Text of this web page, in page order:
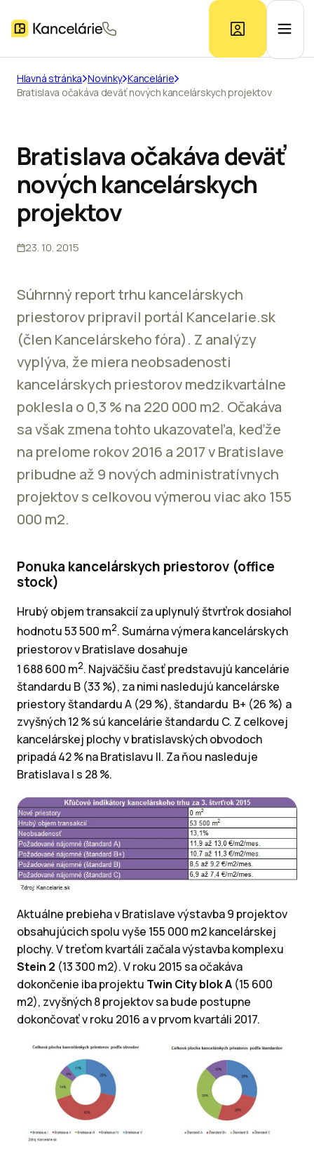
Ponuka kancelárií
Prieskum trhu
Kontakt
Hlavná stránka Novinky Kancelárie
Bratislava očakáva deväť nových kancelárskych projektov
Bratislava očakáva deväť
nových kancelárskych
projektov
23. 10. 2015
Súhrnný report trhu kancelárskych
priestorov pripravil portál Kancelarie.sk
(člen Kancelárskeho fóra). Z analýzy
vyplýva, že miera neobsadenosti
kancelárskych priestorov medzikvartálne
poklesla o 0,3 % na 220 000 m2. Očakáva
sa však zmena tohto ukazovateľa, keďže
na prelome rokov 2016 a 2017 v Bratislave
pribudne až 9 nových administratívnych
projektov s celkovou výmerou viac ako 155
000 m2.
Ponuka kancelárskych priestorov (office
stock)
Hrubý objem transakcií za uplynulý štvrťrok dosiahol
hodnotu 53 500 m2. Sumárna výmera kancelárskych
priestorov v Bratislave dosahuje
1 688 600 m2. Najväčšiu časť predstavujú kancelárie
štandardu B (33 %), za nimi nasledujú kancelárske
priestory štandardu A (29 %), štandardu B+ (26 %) a
zvyšných 12 % sú kancelárie štandardu C. Z celkovej
kancelárskej plochy v bratislavských obvodoch
pripadá 42 % na Bratislavu II. Za ňou nasleduje
Bratislava I s 28 %.
Aktuálne prebieha v Bratislave výstavba 9 projektov
obsahujúcich spolu vyše 155 000 m2 kancelárskej
plochy. V treťom kvartáli začala výstavba komplexu
Stein 2 (13 300 m2). V roku 2015 sa očakáva
dokončenie iba projektu Twin City blok A (15 600
m2), zvyšných 8 projektov sa bude postupne
dokončovať v roku 2016 a v prvom kvartáli 2017.